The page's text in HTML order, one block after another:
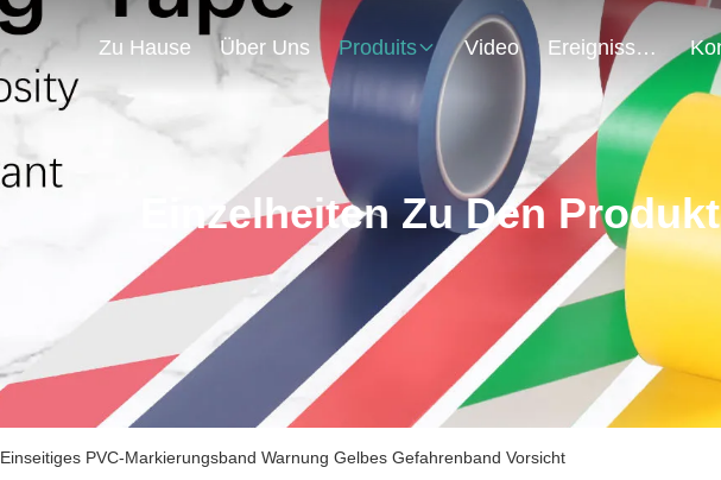
Zu Hause Über Uns Produits Video Ereignisse
Einzelheiten Zu Den
Einseitiges PVC-Markierungsband Warnung Gelbes Gefahrenband Vorsicht